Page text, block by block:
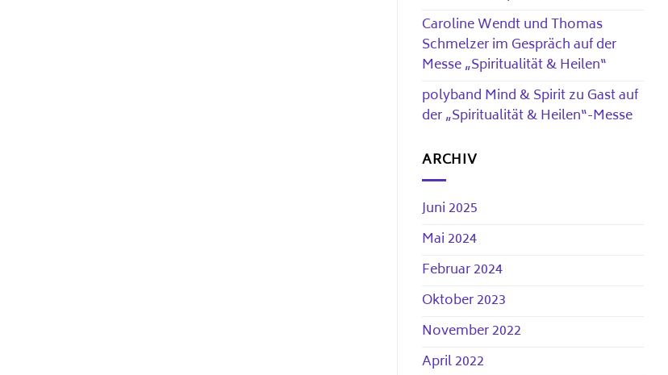
Caroline Wendt und Thomas
Schmelzer im Gespräch auf der
Messe „Spiritualität & Heilen“
polyband Mind & Spirit zu Gast auf
der „Spiritualität & Heilen“-Messe
ARCHIV
Juni 2025
Mai 2024
Februar 2024
Oktober 2023
November 2022
April 2022